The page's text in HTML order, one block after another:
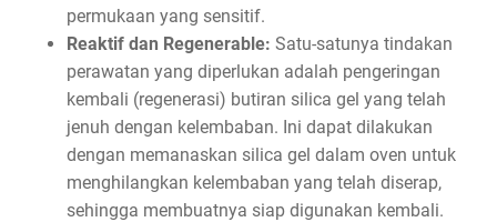
permukaan yang sensitif.
Reaktif dan Regenerable: Satu-satunya tindakan
perawatan yang diperlukan adalah pengeringan
kembali (regenerasi) butiran silica gel yang telah
jenuh dengan kelembaban. Ini dapat dilakukan
dengan memanaskan silica gel dalam oven untuk
menghilangkan kelembaban yang telah diserap,
sehingga membuatnya siap digunakan kembali.